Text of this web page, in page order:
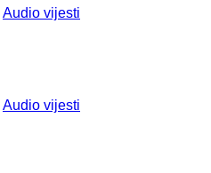
Audio vijesti
Audio vijesti